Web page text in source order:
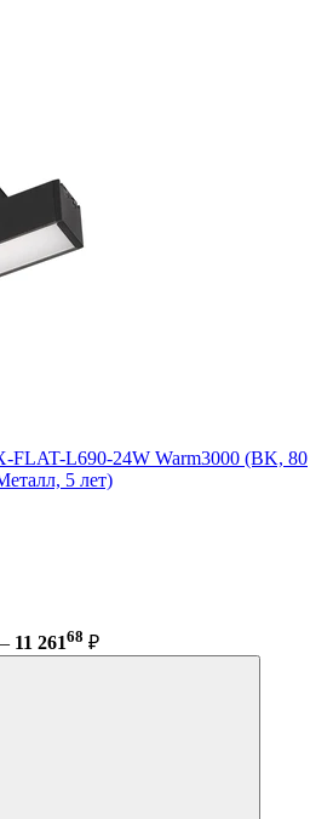
FLAT-L690-24W Warm3000 (BK, 80
5 лет)
11 26168 ₽